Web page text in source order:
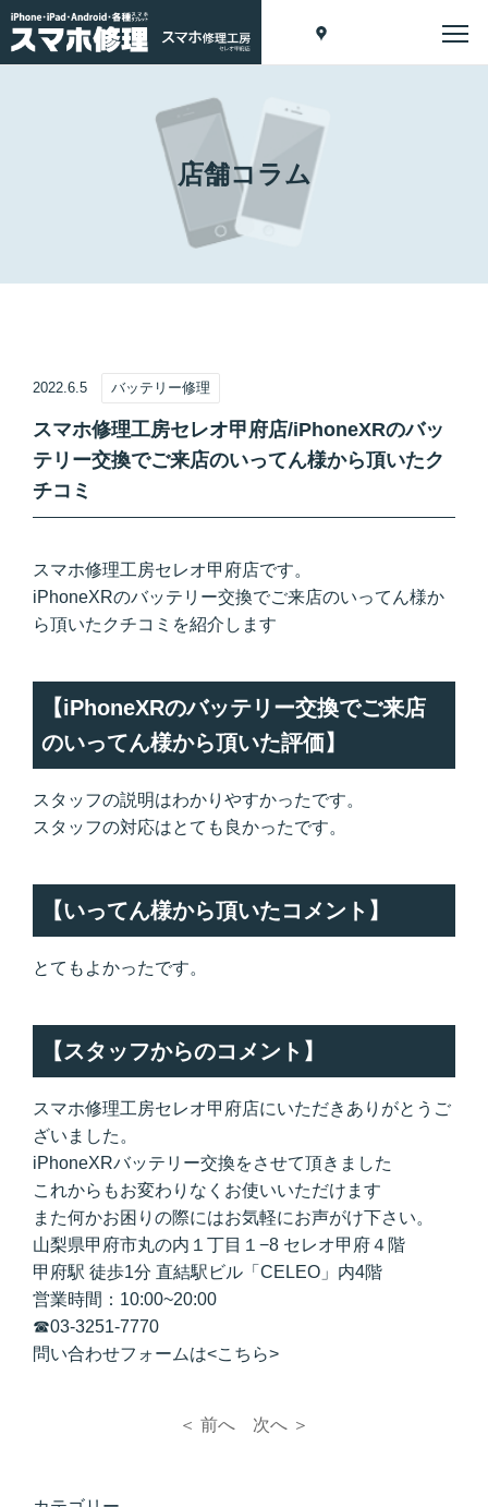
店舗コラム
2022.6.5 バッテリー修理
スマホ修理工房セレオ甲府店/iPhoneXRのバッ
テリー交換でご来店のいってん様から頂いたク
チコミ
スマホ修理工房セレオ甲府店です。
iPhoneXRのバッテリー交換でご来店のいってん様か
ら頂いたクチコミを紹介します
【iPhoneXRのバッテリー交換でご来店
のいってん様から頂いた評価】
スタッフの説明はわかりやすかったです。
スタッフの対応はとても良かったです。
【いってん様から頂いたコメント】
とてもよかったです。
【スタッフからのコメント】
スマホ修理工房セレオ甲府店にいただきありがとうご
ざいました。
iPhoneXRバッテリー交換をさせて頂きました
これからもお変わりなくお使いいただけます
また何かお困りの際にはお気軽にお声がけ下さい。
山梨県甲府市丸の内１丁目１−8 セレオ甲府４階
甲府駅 徒歩1分 直結駅ビル「CELEO」内4階
営業時間：10:00~20:00
☎03-3251-7770
問い合わせフォームは<こちら>
＜ 前へ 次へ ＞